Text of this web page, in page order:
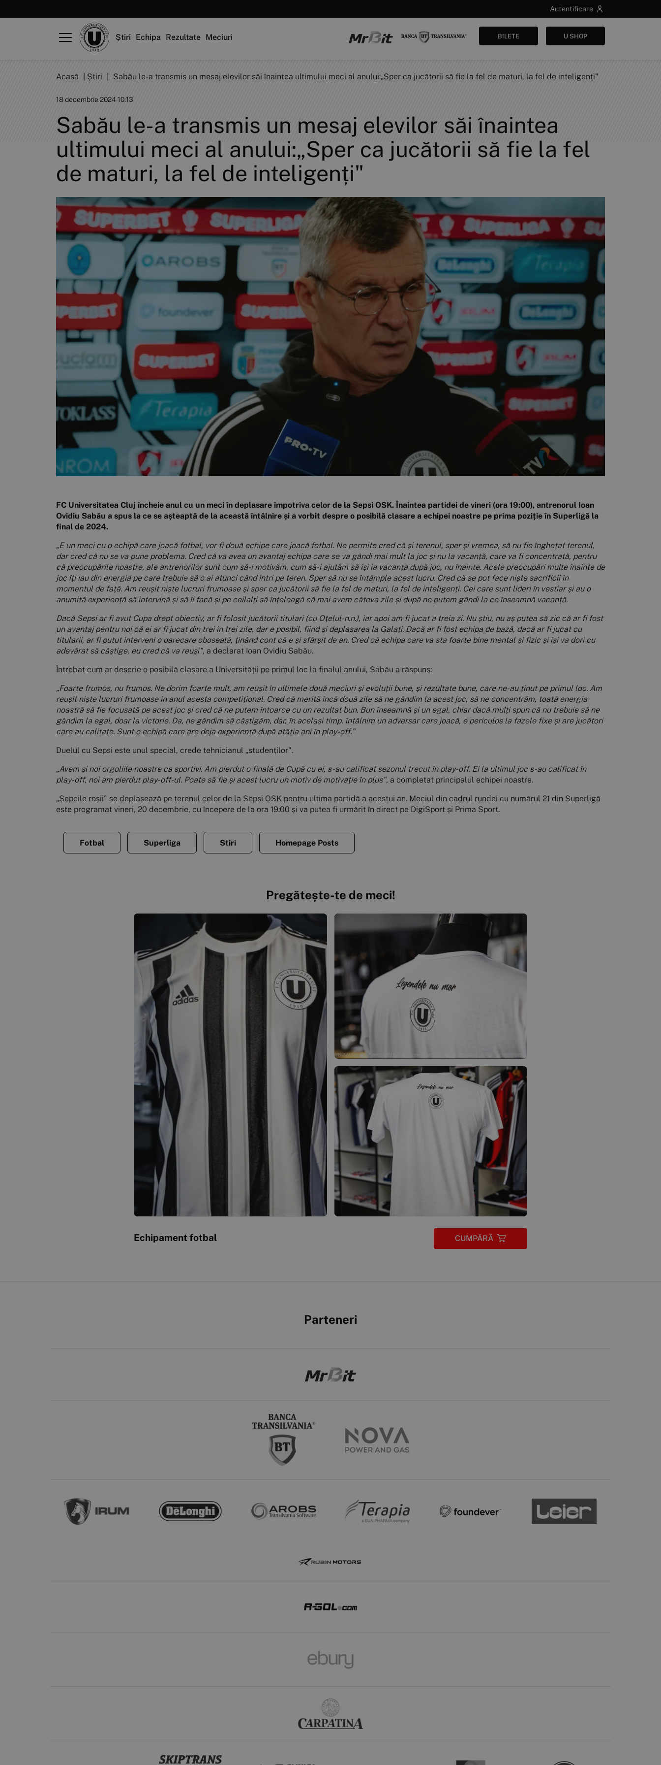
Autentificare
Știri Echipa Rezultate Meciuri BILETE U SHOP
Acasă Știri Sabău le-a transmis un mesaj elevilor săi înaintea ultimului meci al anului:„Sper ca jucătorii să fie la fel de maturi, la fel de inteligenți"
18 decembrie 2024 10:13
Sabău le-a transmis un mesaj elevilor săi înaintea
ultimului meci al anului:„Sper ca jucătorii să fie la fel
de maturi, la fel de inteligenți"
FC Universitatea Cluj încheie anul cu un meci în deplasare împotriva celor de la Sepsi OSK. Înaintea partidei de vineri (ora 19:00), antrenorul Ioan
Ovidiu Sabău a spus la ce se așteaptă de la această întâlnire și a vorbit despre o posibilă clasare a echipei noastre pe prima poziție în Superligă la
final de 2024.
„E un meci cu o echipă care joacă fotbal, vor fi două echipe care joacă fotbal. Ne permite cred că și terenul, sper și vremea, să nu fie înghețat terenul,
dar cred că nu se va pune problema. Cred că va avea un avantaj echipa care se va gândi mai mult la joc și nu la vacanță, care va fi concentrată, pentru
că preocupările noastre, ale antrenorilor sunt cum să-i motivăm, cum să-i ajutăm să își ia vacanța după joc, nu înainte. Acele preocupări multe înainte de
joc îți iau din energia pe care trebuie să o ai atunci când intri pe teren. Sper să nu se întâmple acest lucru. Cred că se pot face niște sacrificii în
momentul de față. Am reușit niște lucruri frumoase și sper ca jucătorii să fie la fel de maturi, la fel de inteligenți. Cei care sunt lideri în vestiar și au o
anumită experiență să intervină și să îi facă și pe ceilalți să înțeleagă că mai avem câteva zile și după ne putem gândi la ce înseamnă vacanță.
Dacă Sepsi ar fi avut Cupa drept obiectiv, ar fi folosit jucătorii titulari (cu Oțelul-n.n.), iar apoi am fi jucat a treia zi. Nu știu, nu aș putea să zic că ar fi fost
un avantaj pentru noi că ei ar fi jucat din trei în trei zile, dar e posibil, fiind și deplasarea la Galați. Dacă ar fi fost echipa de bază, dacă ar fi jucat cu
titularii, ar fi putut interveni o oarecare oboseală, ținând cont că e și sfârșit de an. Cred că echipa care va sta foarte bine mental și fizic și își va dori cu
adevărat să câștige, eu cred că va reuși", a declarat Ioan Ovidiu Sabău.
Întrebat cum ar descrie o posibilă clasare a Universității pe primul loc la finalul anului, Sabău a răspuns:
„Foarte frumos, nu frumos. Ne dorim foarte mult, am reușit în ultimele două meciuri și evoluții bune, și rezultate bune, care ne-au ținut pe primul loc. Am
reușit niște lucruri frumoase în anul acesta competițional. Cred că merită încă două zile să ne gândim la acest joc, să ne concentrăm, toată energia
noastră să fie focusată pe acest joc și cred că ne putem întoarce cu un rezultat bun. Bun înseamnă și un egal, chiar dacă mulți spun că nu trebuie să ne
gândim la egal, doar la victorie. Da, ne gândim să câștigăm, dar, în același timp, întâlnim un adversar care joacă, e periculos la fazele fixe și are jucători
care au calitate. Sunt o echipă care are deja experiență după atâția ani în play-off."
Duelul cu Sepsi este unul special, crede tehnicianul „studenților".
„Avem și noi orgoliile noastre ca sportivi. Am pierdut o finală de Cupă cu ei, s-au calificat sezonul trecut în play-off. Ei la ultimul joc s-au calificat în
play-off, noi am pierdut play-off-ul. Poate să fie și acest lucru un motiv de motivație în plus", a completat principalul echipei noastre.
„Șepcile roșii" se deplasează pe terenul celor de la Sepsi OSK pentru ultima partidă a acestui an. Meciul din cadrul rundei cu numărul 21 din Superligă
este programat vineri, 20 decembrie, cu începere de la ora 19:00 și va putea fi urmărit în direct pe DigiSport și Prima Sport.
Fotbal Superliga Stiri Homepage Posts
Pregătește-te de meci!
Echipament fotbal CUMPĂRĂ
Parteneri